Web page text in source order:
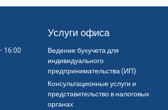
16:00
Услуги офиса
Ведение бухучета для
индивидуального
предпринимательства (ИП)
Консультационные услуги и
представительство в налоговых
органах